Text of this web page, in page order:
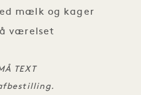
mælk og kager
værelset
TEXT